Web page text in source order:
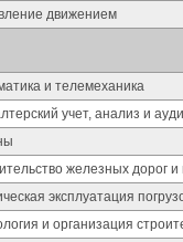
движением
и телемеханика
учет, анализ и
железных дорог и
эксплуатация
и организация